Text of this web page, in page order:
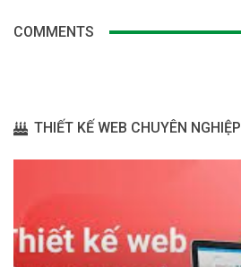
COMMENTS
THIẾT KẾ WEB CHUYÊN NGHIỆP